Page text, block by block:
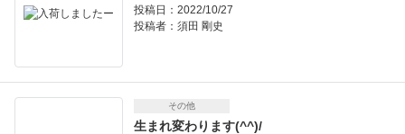
投稿日：2022/10/27
投稿者： 須田 剛史
その他
生まれ変わります(^^)/